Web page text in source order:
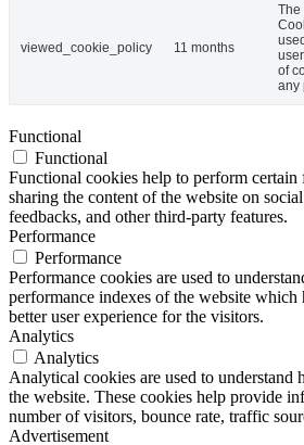
viewed_cookie_policy 11 months
The
of
any
Functional
Functional
Functional cookies help to perform
sharing the content of the website on
feedbacks, and other third-party features.
Performance
Performance
Performance cookies are used to
performance indexes of the website which
better user experience for the visitors.
Analytics
Analytics
Analytical cookies are used to understand
the website. These cookies help provide
number of visitors, bounce rate, traffic
Advertisement